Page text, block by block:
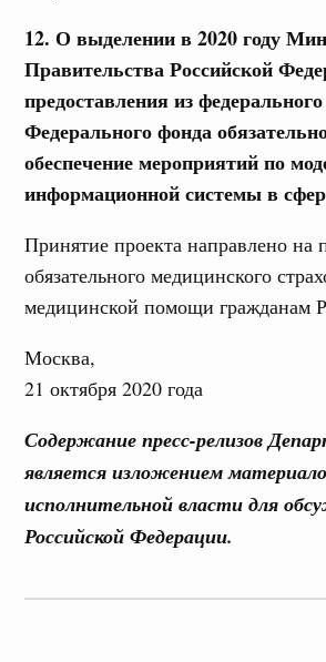
12. О выделении в 2020 году
Правительства Российской
предоставления из
Федерального фонда
обеспечение мероприятий по
информационной системы в
Принятие проекта направлено
обязательного медицинского
медицинской помощи гражданам
Москва,
21 октября 2020 года
Содержание пресс-релизов
является изложением
исполнительной власти для
Российской Федерации.